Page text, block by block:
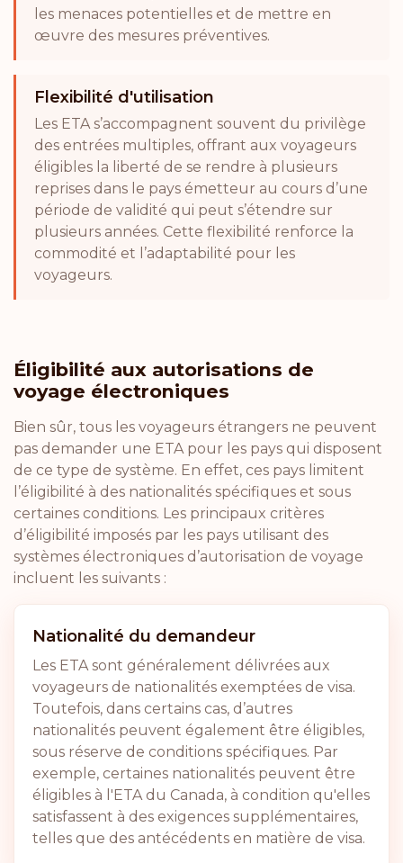
les menaces potentielles et de mettre en
œuvre des mesures préventives.
Flexibilité d'utilisation
Les ETA s’accompagnent souvent du privilège
des entrées multiples, offrant aux voyageurs
éligibles la liberté de se rendre à plusieurs
reprises dans le pays émetteur au cours d’une
période de validité qui peut s’étendre sur
plusieurs années. Cette flexibilité renforce la
commodité et l’adaptabilité pour les
voyageurs.
Éligibilité aux autorisations de
voyage électroniques
Bien sûr, tous les voyageurs étrangers ne peuvent
pas demander une ETA pour les pays qui disposent
de ce type de système. En effet, ces pays limitent
l’éligibilité à des nationalités spécifiques et sous
certaines conditions. Les principaux critères
d’éligibilité imposés par les pays utilisant des
systèmes électroniques d’autorisation de voyage
incluent les suivants :
Nationalité du demandeur
Les ETA sont généralement délivrées aux
voyageurs de nationalités exemptées de visa.
Toutefois, dans certains cas, d’autres
nationalités peuvent également être éligibles,
sous réserve de conditions spécifiques. Par
exemple, certaines nationalités peuvent être
éligibles à l'ETA du Canada, à condition qu'elles
satisfassent à des exigences supplémentaires,
telles que des antécédents en matière de visa.